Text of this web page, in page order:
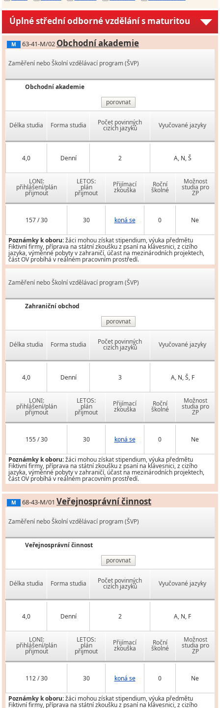
Úplné střední odborné vzdělání s maturitou
M 63-41-M/02 Obchodní akademie
Zaměření nebo Školní vzdělávací program (ŠVP)
Obchodní akademie
porovnat
Délka studia Forma studia Počet povinných
cizích jazyků Vyučované jazyky
4,0 Denní 2 A, N, Š
LONI:
přihlášení/plán
přijmout
LETOS:
plán
přijmout
Přijímací
zkouška
Roční
školné
Možnost
studia pro
ZP
157 / 30 30 koná se 0 Ne
Poznámky k oboru:žáci mohou získat stipendium, výuka předmětu
Fiktivní firmy, příprava na státní zkoušku z psaní na klávesnici, z cizího
jazyka, výměnné pobyty v zahraničí, účast na mezinárodních projektech,
část OV probíhá v reálném pracovním prostředí.
Zaměření nebo Školní vzdělávací program (ŠVP)
Zahraniční obchod
porovnat
Délka studia Forma studia Počet povinných
cizích jazyků Vyučované jazyky
4,0 Denní 3 A, N, Š, F
LONI:
přihlášení/plán
přijmout
LETOS:
plán
přijmout
Přijímací
zkouška
Roční
školné
Možnost
studia pro
ZP
155 / 30 30 koná se 0 Ne
Poznámky k oboru:žáci mohou získat stipendium, výuka předmětu
Fiktivní firmy, příprava na státní zkoušku z psaní na klávesnici, z cizího
jazyka, výměnné pobyty v zahraničí, účast na mezinárodních projektech,
část OV probíhá v reálném pracovním prostředí.
M 68-43-M/01 Veřejnosprávní činnost
Zaměření nebo Školní vzdělávací program (ŠVP)
Veřejnosprávní činnost
porovnat
Délka studia Forma studia Počet povinných
cizích jazyků Vyučované jazyky
4,0 Denní 2 A, N, F
LONI:
přihlášení/plán
přijmout
LETOS:
plán
přijmout
Přijímací
zkouška
Roční
školné
Možnost
studia pro
ZP
112 / 30 30 koná se 0 Ne
Poznámky k oboru:žáci mohou získat stipendium, výuka předmětu
Fiktivní firmy, příprava na státní zkoušku z psaní na klávesnici, z cizího